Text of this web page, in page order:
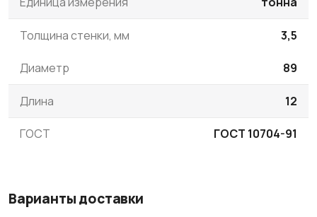
Толщина стенки, мм 3,5
Диаметр 89
Длина 12
ГОСТ ГОСТ 10704-91
Варианты доставки